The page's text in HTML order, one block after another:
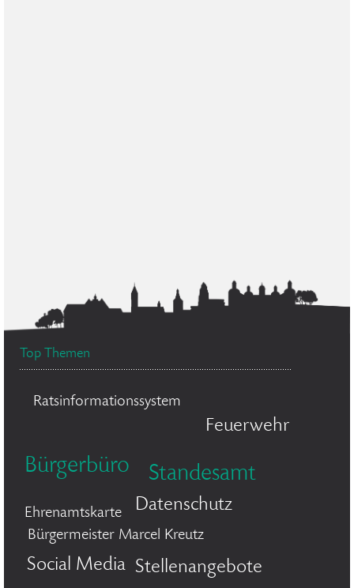
Top Themen
Ratsinformationssystem
Feuerwehr
Bürgerbüro Standesamt
Ehrenamtskarte Datenschutz
Bürgermeister Marcel Kreutz
Social Media Stellenangebote